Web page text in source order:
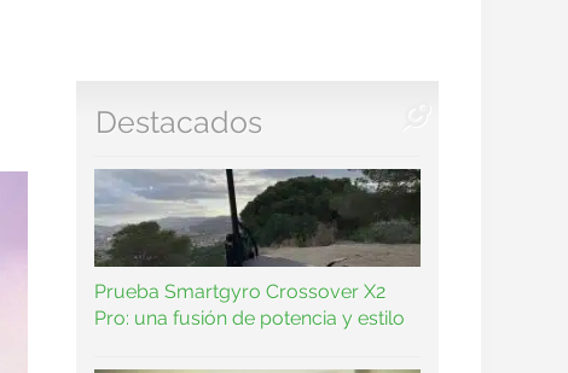
Destacados
Prueba Smartgyro Crossover X2
Pro: una fusión de potencia y estilo